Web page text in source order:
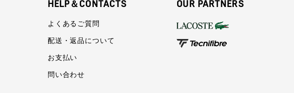
HELP＆CONTACTS
よくあるご質問
配送・返品について
お支払い
問い合わせ
OUR PARTNERS